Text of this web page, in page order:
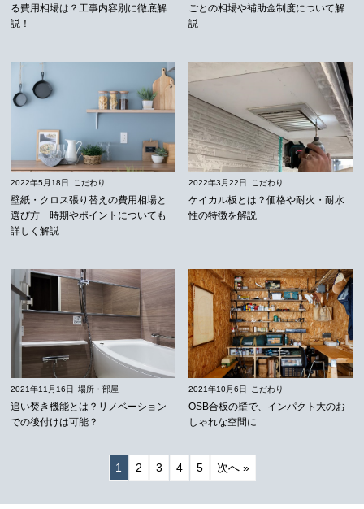
る費用相場は？工事内容別に徹底解
説！
ごとの相場や補助金制度について解
説
2022年5月18日 こだわり
壁紙・クロス張り替えの費用相場と
選び方 時期やポイントについても
詳しく解説
2022年3月22日 こだわり
ケイカル板とは？価格や耐火・耐水
性の特徴を解説
2021年11月16日 場所・部屋
追い焚き機能とは？リノベーション
での後付けは可能？
2021年10月6日 こだわり
OSB合板の壁で、インパクト大のお
しゃれな空間に
1 2 3 4 5 次へ »